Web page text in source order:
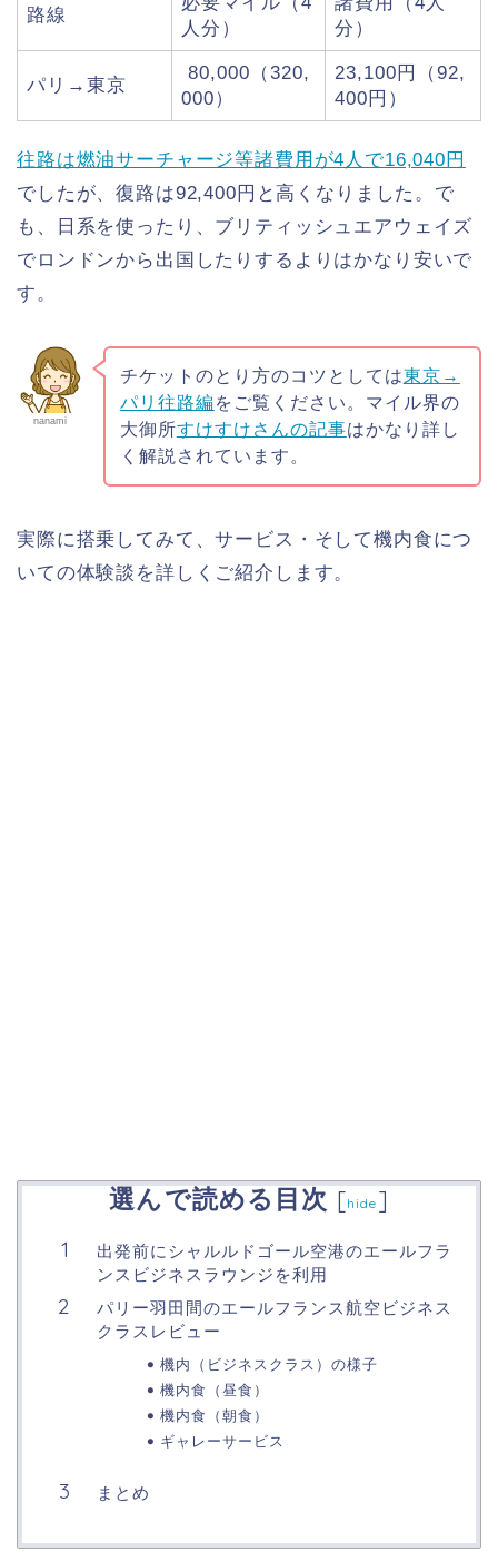
路線
人分）
分）
パリ→東京
80,000（320,
000）
23,100円（92,
400円）
往路は燃油サーチャージ等諸費用が4人で16,040円
でしたが、復路は92,400円と高くなりました。で
も、日系を使ったり、ブリティッシュエアウェイズ
でロンドンから出国したりするよりはかなり安いで
す。
nanami
チケットのとり方のコツとしては東京→
パリ往路編をご覧ください。マイル界の
大御所すけすけさんの記事はかなり詳し
く解説されています。
実際に搭乗してみて、サービス・そして機内食につ
いての体験談を詳しくご紹介します。
選んで読める目次 [hide ]
出発前にシャルルドゴール空港のエールフラ
ンスビジネスラウンジを利用
パリー羽田間のエールフランス航空ビジネス
クラスレビュー
機内（ビジネスクラス）の様子
機内食（昼食）
機内食（朝食）
ギャレーサービス
まとめ